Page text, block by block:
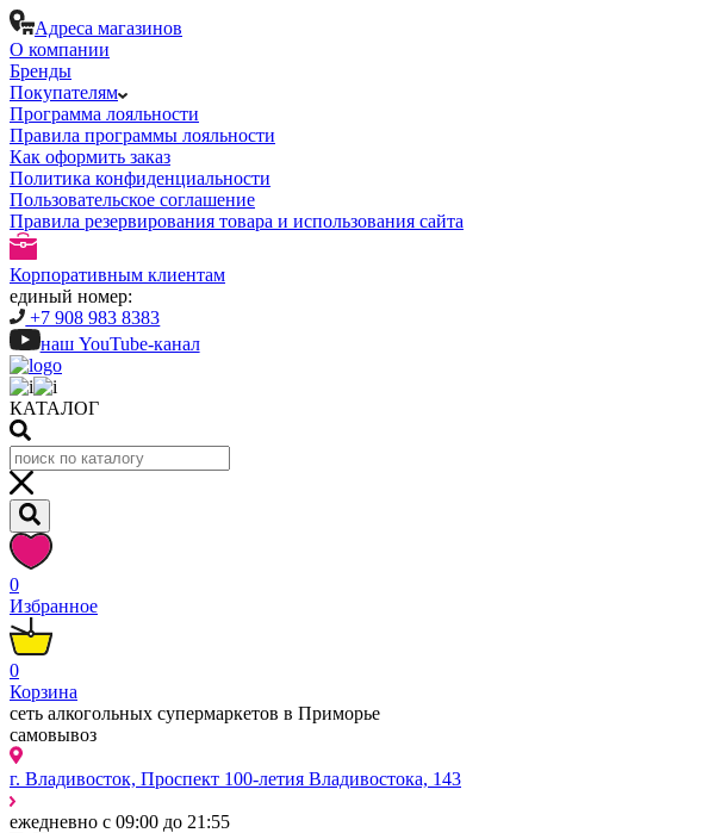
Адреса магазинов
О компании
Бренды
Покупателям
Программа лояльности
Правила программы лояльности
Как оформить заказ
Политика конфиденциальности
Пользовательское соглашение
Правила резервирования товара и использования сайта
Корпоративным клиентам
единый номер:
+7 908 983 8383
наш YouTube-канал
КАТАЛОГ
0
Избранное
0
Корзина
сеть алкогольных супермаркетов в Приморье
самовывоз
г. Владивосток, Проспект 100-летия Владивостока, 143
ежедневно с 09:00 до 21:55